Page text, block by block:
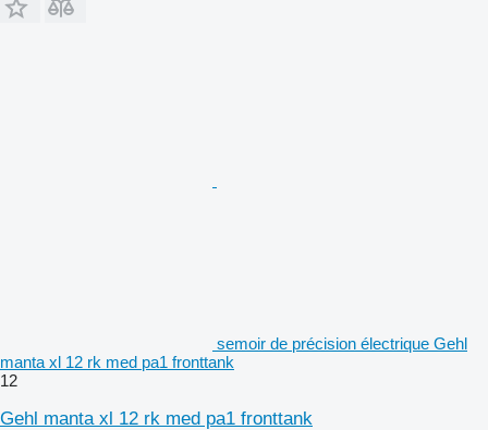
semoir de précision électrique Gehl
manta xl 12 rk med pa1 fronttank
12
Gehl manta xl 12 rk med pa1 fronttank